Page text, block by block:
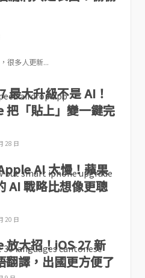
很多人更新...
最大升級不是 AI！
把「貼上」變一鍵完
28 日
AI 太慢！蘋果
AI 戰略比想像更聰
20 日
放大招！iOS 27 新
翻譯，出國更方便了